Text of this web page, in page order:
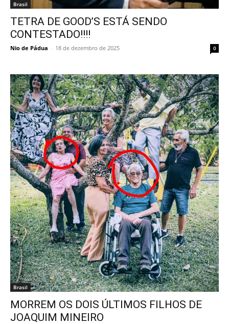
Brasil
TETRA DE GOOD’S ESTÁ SENDO
CONTESTADO!!!!
Nio de Pádua - 18 de dezembro de 2025 0
Brasil
MORREM OS DOIS ÚLTIMOS FILHOS DE
JOAQUIM MINEIRO